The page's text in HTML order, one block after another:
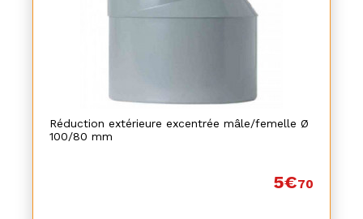
Réduction extérieure excentrée mâle/femelle Ø
100/80 mm
5€70